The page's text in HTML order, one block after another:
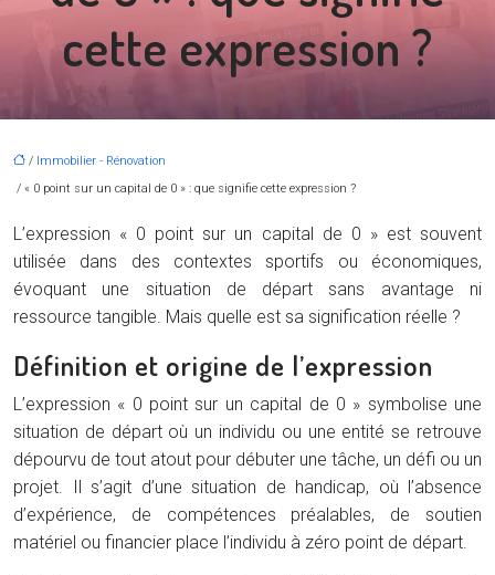
cette expression ?
/ Immobilier - Rénovation
/ « 0 point sur un capital de 0 » : que signifie cette expression ?
L’expression « 0 point sur un capital de 0 » est souvent
utilisée dans des contextes sportifs ou économiques,
évoquant une situation de départ sans avantage ni
ressource tangible. Mais quelle est sa signification réelle ?
Définition et origine de l’expression
L’expression « 0 point sur un capital de 0 » symbolise une
situation de départ où un individu ou une entité se retrouve
dépourvu de tout atout pour débuter une tâche, un défi ou un
projet. Il s’agit d’une situation de handicap, où l’absence
d’expérience, de compétences préalables, de soutien
matériel ou financier place l’individu à zéro point de départ.